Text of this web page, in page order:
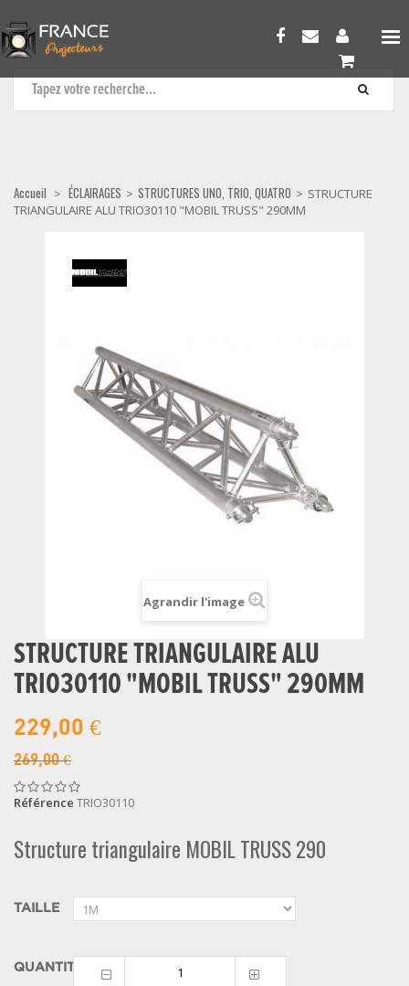
STRUCTURES UNO, TRIO, QUATRO
Accueil > ÉCLAIRAGES > STRUCTURES UNO, TRIO, QUATRO > STRUCTURE
TRIANGULAIRE ALU TRIO30110 "MOBIL TRUSS" 290MM
Agrandir l'image
STRUCTURE TRIANGULAIRE ALU
TRIO30110 "MOBIL TRUSS" 290MM
229,00 €
269,00 €
Référence TRIO30110
Structure triangulaire MOBIL TRUSS 290
TAILLE
QUANTITÉ